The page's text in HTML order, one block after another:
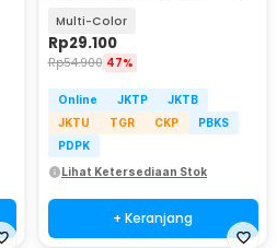
Multi-Color
Rp29.100
Rp54.900 47%
Online JKTP
JKTB
JKTU
TGR CKP
PBKS
PDPK
Lihat Ketersediaan Stok
+ Keranjang